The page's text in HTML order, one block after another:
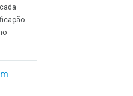
preso por uma
O orçamento
Na produção, eram